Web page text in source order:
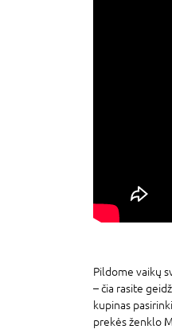
Pildome vaikų
– čia rasite
kupinas
prekės ženklo